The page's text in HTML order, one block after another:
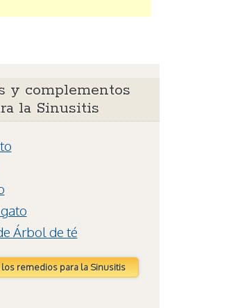
y complementos
la Sinusitis
Árbol de té
remedios para la Sinusitis